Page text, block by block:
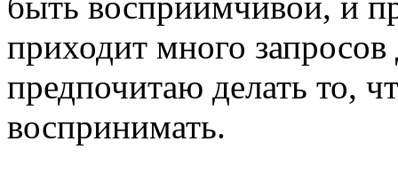
приходит много
предпочитаю делать то,
воспринимать.